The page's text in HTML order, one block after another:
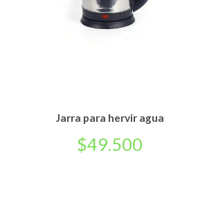
Jarra para hervir agua
$49.500